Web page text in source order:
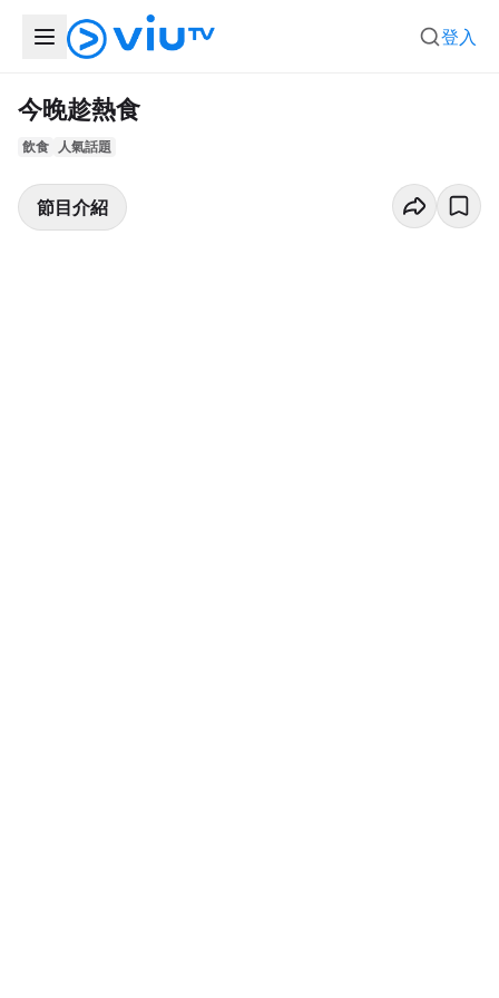
登入
今晚趁熱食
飲食 人氣話題
節目介紹